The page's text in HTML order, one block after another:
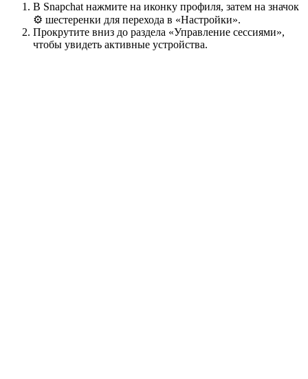
В Snapchat нажмите на иконку профиля, затем на значок
⚙️ шестеренки для перехода в «Настройки».
Прокрутите вниз до раздела «Управление сессиями»,
чтобы увидеть активные устройства.